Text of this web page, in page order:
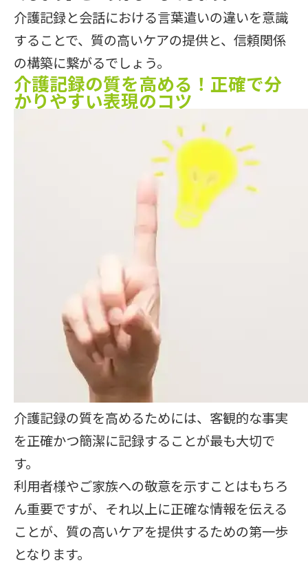
介護記録と会話における言葉遣いの違いを意識
することで、質の高いケアの提供と、信頼関係
の構築に繋がるでしょう。
介護記録の質を高める！正確で分
かりやすい表現のコツ
介護記録の質を高めるためには、客観的な事実
を正確かつ簡潔に記録することが最も大切で
す。
利用者様やご家族への敬意を示すことはもちろ
ん重要ですが、それ以上に正確な情報を伝える
ことが、質の高いケアを提供するための第一歩
となります。